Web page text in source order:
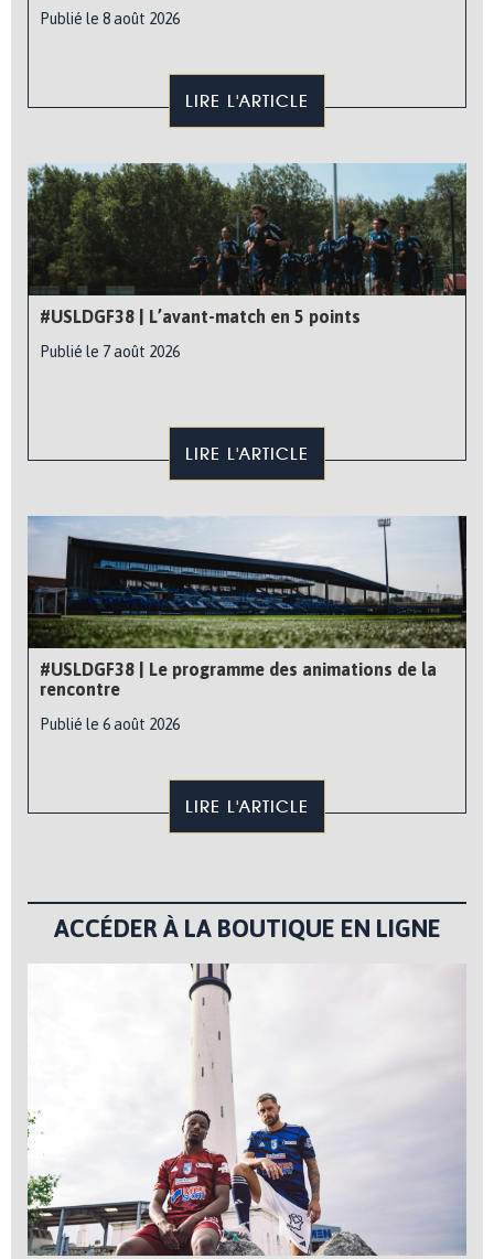
Publié le 8 août 2026
LIRE L'ARTICLE
#USLDGF38 | L’avant-match en 5 points
Publié le 7 août 2026
LIRE L'ARTICLE
#USLDGF38 | Le programme des animations de la
rencontre
Publié le 6 août 2026
LIRE L'ARTICLE
ACCÉDER À LA BOUTIQUE EN LIGNE